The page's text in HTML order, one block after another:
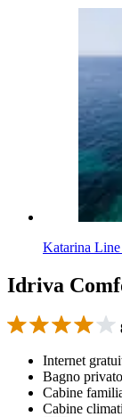
Katarina
Idriva
Internet
Bagno privato
Cabine
Cabine